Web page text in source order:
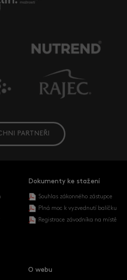
PARTNEŘI
Dokumenty ke stažení
Souhlas zákonného zástupce
Plná moc k vyzvednutí balíčku
Registrace závodníka na místě
O webu